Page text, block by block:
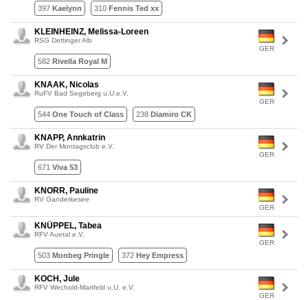
397 Kaelynn 310 Fennis Ted xx
GER
KLEINHEINZ, Melissa-Loreen
RSG Dettinger Alb
582 Rivella Royal M
GER
KNAAK, Nicolas
RuFV Bad Segeberg u.U.e.V.
544 One Touch of Class 238 Diamiro CK
GER
KNAPP, Annkatrin
RV Der Montagsclub e.V.
671 Viva 53
GER
KNORR, Pauline
RV Ganderkesee
GER
KNÜPPEL, Tabea
RFV Auetal e.V.
503 Monbeg Pringle 372 Hey Empress
GER
KOCH, Jule
RFV Wechold-Martfeld u.U. e.V.